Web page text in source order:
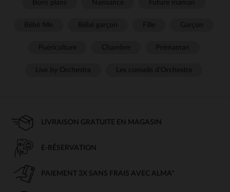
LIVRAISON GRATUITE EN MAGASIN
E-RÉSERVATION
PAIEMENT 3X SANS FRAIS AVEC ALMA*